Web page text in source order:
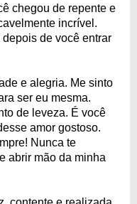
chegou de repente e
incrível.
de você entrar
e alegria. Me sinto
ser eu mesma.
de leveza. É você
amor gostoso.
Nunca te
abrir mão da minha